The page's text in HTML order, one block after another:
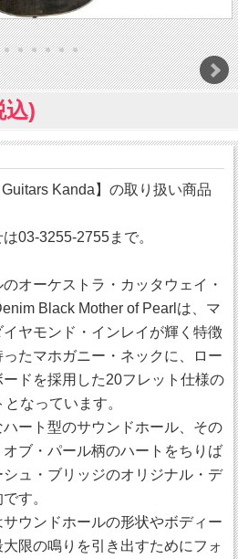
込)
Kanda】の取り扱い商品
03-3255-2755まで。
オーケストラ・カッタウェイ・
Black Mother of Pearlは、マ
ヤモンド・インレイが輝く特徴
たマホガニー・ネックに、ロー
ドを採用した20フレット仕様の
なっています。
ート型のサウンドホール、その
ブ・パール柄のハートをちりば
ュ・ブリッジのオリジナル・デ
す。
サウンドホールの形状やボディー
限の鳴りを引き出すためにフォ